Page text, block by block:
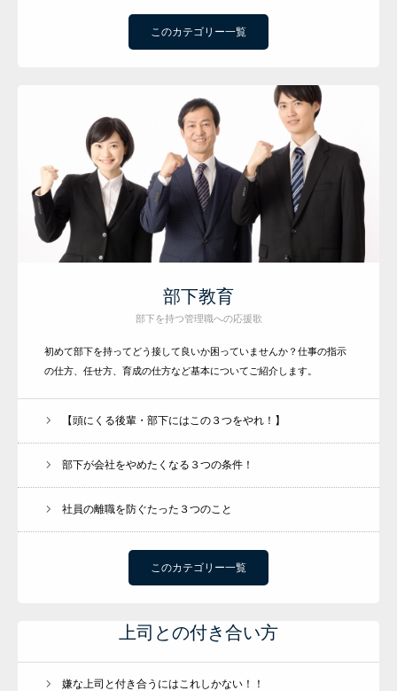
このカテゴリー一覧
部下教育
部下を持つ管理職への応援歌
初めて部下を持ってどう接して良いか困っていませんか？仕事の指示
の仕方、任せ方、育成の仕方など基本についてご紹介します。
【頭にくる後輩・部下にはこの３つをやれ！】
部下が会社をやめたくなる３つの条件！
社員の離職を防ぐたった３つのこと
このカテゴリー一覧
上司との付き合い方
嫌な上司と付き合うにはこれしかない！！
研修メニュー
BLOG